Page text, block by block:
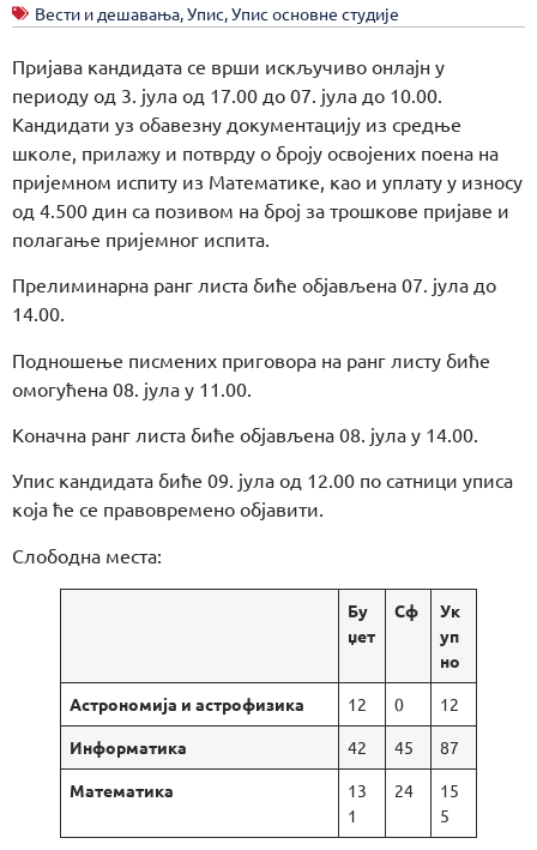
Вести и дешавања,Упис,Упис основне студије
Пријава кандидата се врши искључиво онлајн у
периоду од 3. јула од 17.00 до 07. јула до 10.00.
Кандидати уз обавезну документацију из средње
школе, прилажу и потврду о броју освојених поена на
пријемном испиту из Математике, као и уплату у износу
од 4.500 дин са позивом на број за трошкове пријаве и
полагање пријемног испита.
Прелиминарна ранг листа биће објављена 07. јула до
14.00.
Подношење писмених приговора на ранг листу биће
омогућена 08. јула у 11.00.
Коначна ранг листа биће објављена 08. јула у 14.00.
Упис кандидата биће 09. јула од 12.00 по сатници уписа
која ће се правовремено објавити.
Слободна места:
Бу
џет
Сф
Ук
уп
но
Астрономија и астрофизика
12 0
12
Информатика
42 45
87
Математика
13
1
24
15
5